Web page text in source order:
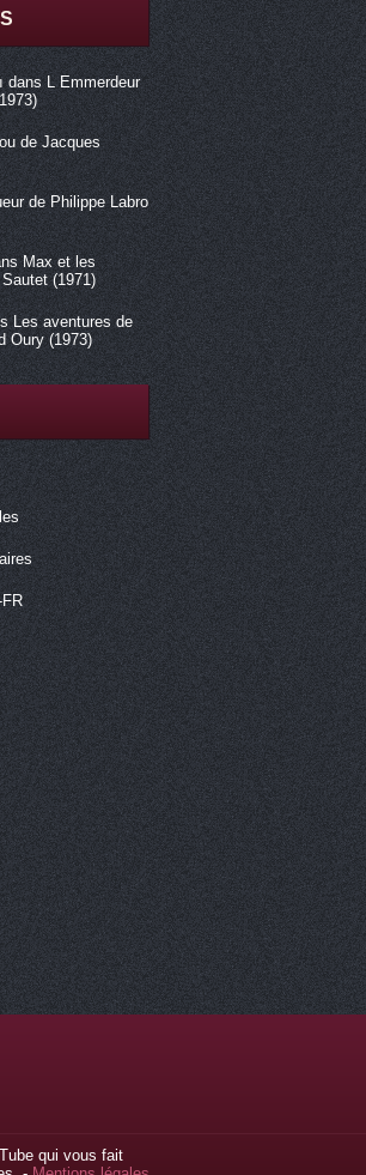
dans L Emmerdeur
de Jacques
de Philippe Labro
Max et les
(1971)
Les aventures de
Oury (1973)
qui vous fait